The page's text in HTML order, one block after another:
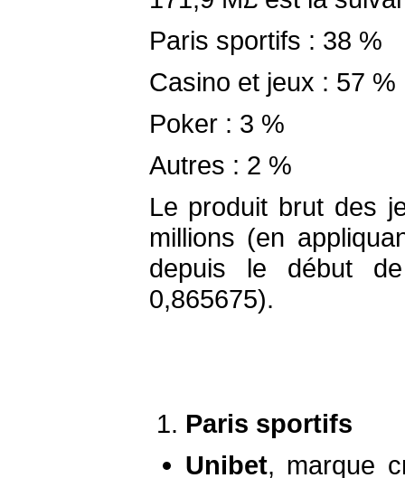
Paris sportifs : 38 %
Casino et jeux : 57 %
Poker : 3 %
Autres : 2 %
Le produit brut des
millions (en
depuis le début
0,865675).
Paris sportifs
Unibet, marque